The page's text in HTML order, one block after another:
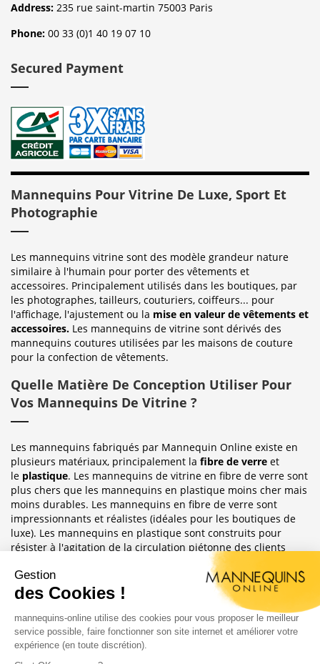
Address: 235 rue saint-martin 75003 Paris
Phone: 00 33 (0)1 40 19 07 10
Secured Payment
Mannequins Pour Vitrine De Luxe, Sport Et
Photographie
Les mannequins vitrine sont des modèle grandeur nature
similaire à l'humain pour porter des vêtements et
accessoires. Principalement utilisés dans les boutiques, par
les photographes, tailleurs, couturiers, coiffeurs... pour
l'affichage, l'ajustement ou la mise en valeur de vêtements et
accessoires. Les mannequins de vitrine sont dérivés des
mannequins coutures utilisées par les maisons de couture
pour la confection de vêtements.
Quelle Matière De Conception Utiliser Pour
Vos Mannequins De Vitrine ?
Les mannequins fabriqués par Mannequin Online existe en
plusieurs matériaux, principalement la fibre de verre et
le plastique. Les mannequins de vitrine en fibre de verre sont
plus chers que les mannequins en plastique moins cher mais
moins durables. Les mannequins en fibre de verre sont
impressionnants et réalistes (idéales pour les boutiques de
luxe). Les mannequins en plastique sont construits pour
résister à l'agitation de la circulation piétonne des clients
habituellement observée dans le magasin où ils sont placés.
Sublimez Vos Boutiques, Vitrines Et
Les mannequins sont idéales pour les magasins de détail, en